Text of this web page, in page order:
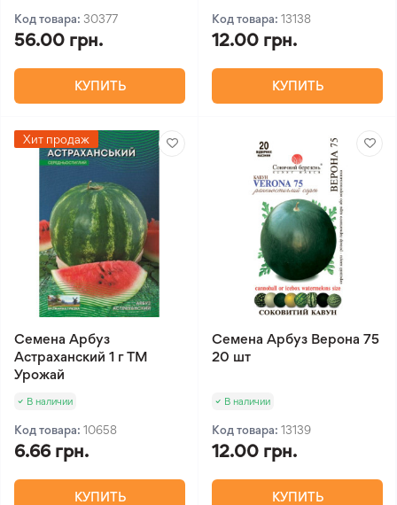
Код товара: 30377
56.00 грн.
КУПИТЬ
Код товара: 13138
12.00 грн.
КУПИТЬ
Хит продаж
Семена Арбуз
Астраханский 1 г ТМ
Урожай
В наличии
Код товара: 10658
6.66 грн.
КУПИТЬ
Семена Арбуз Верона 75
20 шт
В наличии
Код товара: 13139
12.00 грн.
КУПИТЬ